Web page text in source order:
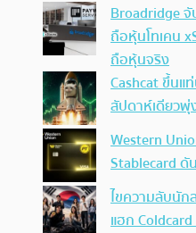
Broadridge
ถือหุ้นโทเคน
ถือหุ้นจริง
Cashcat ขึ้นแ
สัปดาห์เดียวพุ่
Western
Stablecard ดั
ไขความลับนัก
แฮก